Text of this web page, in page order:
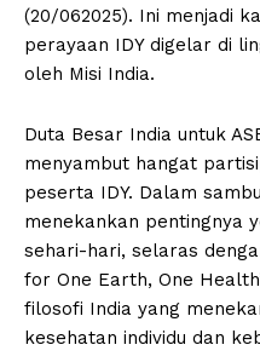
(20/062025). Ini menjadi
perayaan IDY digelar di
oleh Misi India.
Duta Besar India untuk
menyambut hangat
peserta IDY. Dalam
menekankan pentingnya
sehari-hari, selaras
for One Earth, One
filosofi India yang
kesehatan individu dan